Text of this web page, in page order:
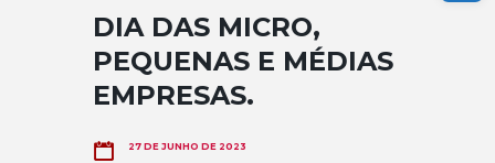
DIA DAS MICRO,
PEQUENAS E MÉDIAS
EMPRESAS.
27 DE JUNHO DE 2023